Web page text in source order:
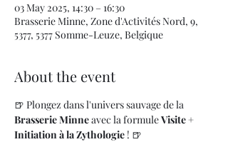
03 May 2025, 14:30 – 16:30
Brasserie Minne, Zone d'Activités Nord, 9,
5377, 5377 Somme-Leuze, Belgique
About the event
🍺 Plongez dans l'univers sauvage de la
Brasserie Minne avec la formule Visite +
Initiation à la Zythologie ! 🍺